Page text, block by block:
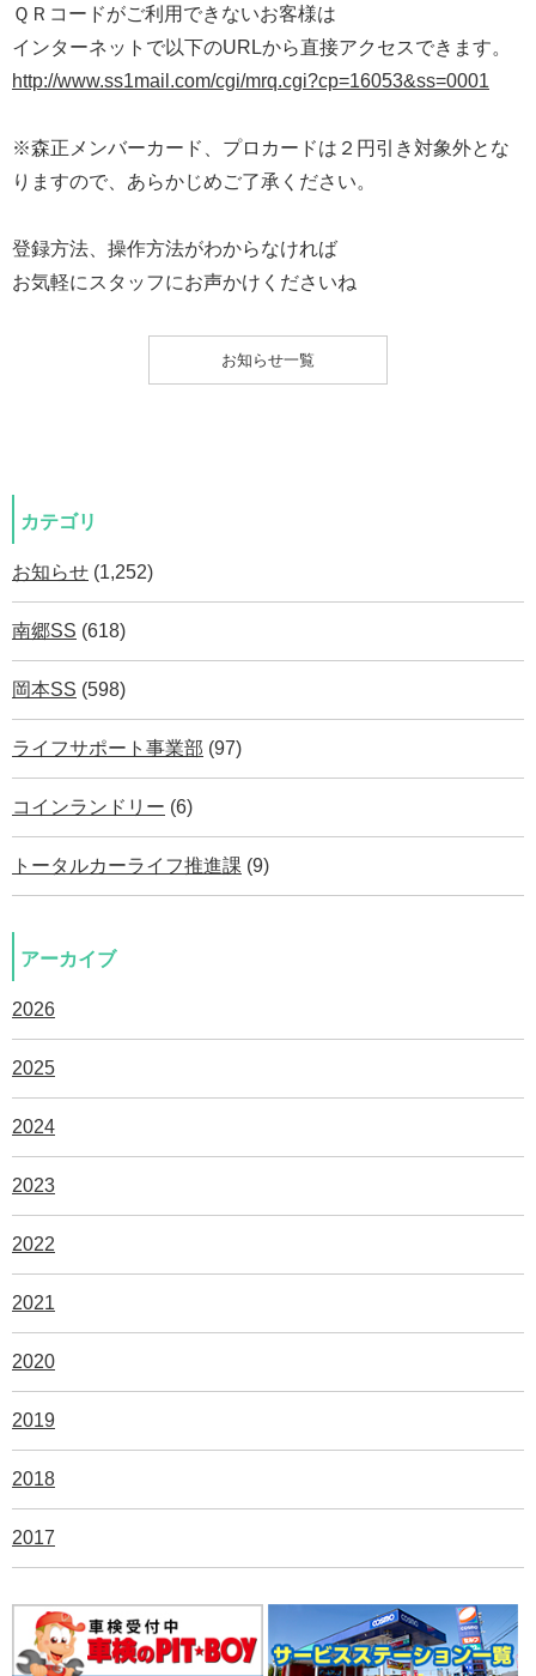
ＱＲコードがご利用できないお客様は
インターネットで以下のURLから直接アクセスできます。
http://www.ss1mail.com/cgi/mrq.cgi?cp=16053&ss=0001
※森正メンバーカード、プロカードは２円引き対象外とな
りますので、あらかじめご了承ください。
登録方法、操作方法がわからなければ
お気軽にスタッフにお声かけくださいね
お知らせ一覧
カテゴリ
お知らせ (1,252)
南郷SS (618)
岡本SS (598)
ライフサポート事業部 (97)
コインランドリー (6)
トータルカーライフ推進課 (9)
アーカイブ
2026
2025
2024
2023
2022
2021
2020
2019
2018
2017